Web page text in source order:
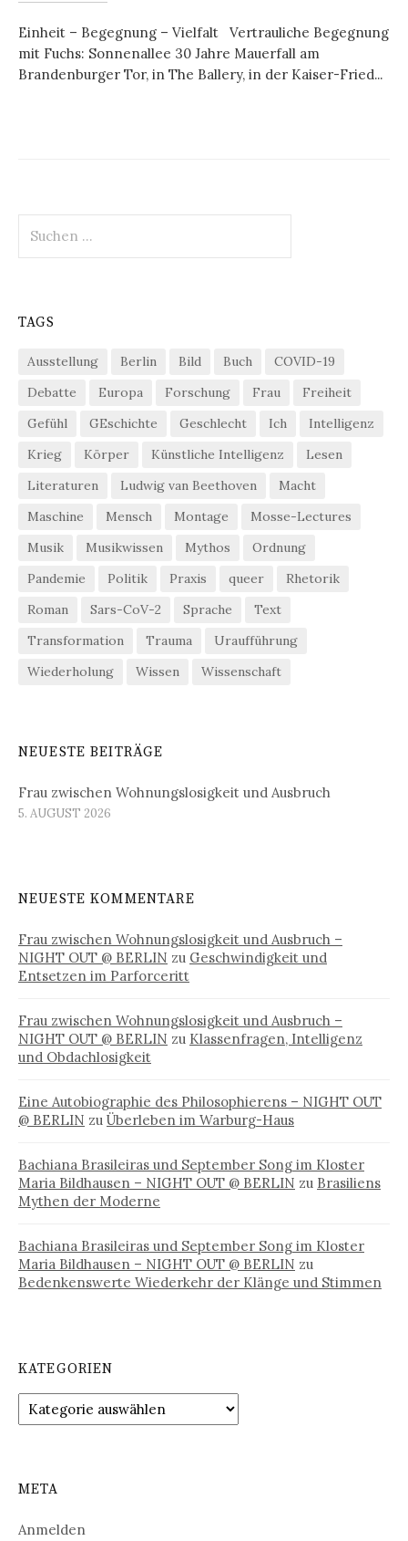
Einheit – Begegnung – Vielfalt Vertrauliche Begegnung
mit Fuchs: Sonnenallee 30 Jahre Mauerfall am
Brandenburger Tor, in The Ballery, in der Kaiser-Fried...
nach:
TAGS
Ausstellung Berlin Bild Buch
COVID-19
Debatte
Europa Forschung Frau
Freiheit
Gefühl
GEschichte Geschlecht Ich
Intelligenz
Krieg
Körper Künstliche Intelligenz
Lesen
Literaturen
Ludwig van Beethoven
Macht
Maschine
Mensch Montage
Mosse-Lectures
Musik
Musikwissen Mythos
Ordnung
Pandemie
Politik Praxis queer
Rhetorik
Roman
Sars-CoV-2 Sprache
Text
Transformation
Trauma
Uraufführung
Wiederholung
Wissen Wissenschaft
NEUESTE BEITRÄGE
Frau zwischen Wohnungslosigkeit und Ausbruch
5. AUGUST 2026
NEUESTE KOMMENTARE
Frau zwischen Wohnungslosigkeit und Ausbruch –
NIGHT OUT @ BERLIN zu Geschwindigkeit und
Entsetzen im Parforceritt
Frau zwischen Wohnungslosigkeit und Ausbruch –
NIGHT OUT @ BERLIN zu Klassenfragen, Intelligenz
und Obdachlosigkeit
Eine Autobiographie des Philosophierens – NIGHT OUT
@ BERLIN zu Überleben im Warburg-Haus
Bachiana Brasileiras und September Song im Kloster
Maria Bildhausen – NIGHT OUT @ BERLIN zu Brasiliens
Mythen der Moderne
Bachiana Brasileiras und September Song im Kloster
Maria Bildhausen – NIGHT OUT @ BERLIN zu
Bedenkenswerte Wiederkehr der Klänge und Stimmen
KATEGORIEN
Kategorien
META
Anmelden